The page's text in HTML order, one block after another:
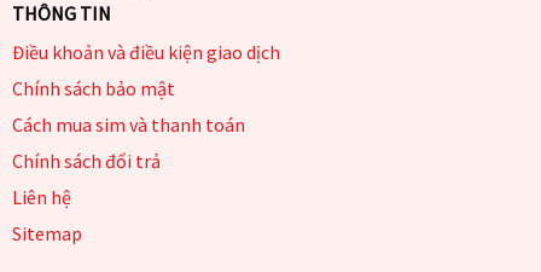
THÔNG TIN
Điều khoản và điều kiện giao dịch
Chính sách bảo mật
Cách mua sim và thanh toán
Chính sách đổi trả
Liên hệ
Sitemap